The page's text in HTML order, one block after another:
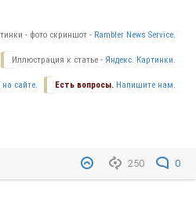
- фото скриншот - Rambler News Service.
Иллюстрация к статье - Яндекс. Картинки.
Есть вопросы. Напишите нам.
на сайте.
250 0